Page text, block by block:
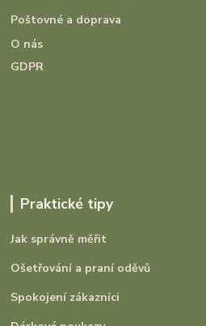
Poštovné a doprava
O nás
GDPR
Praktické tipy
Jak správně měřit
Ošetřování a praní oděvů
Spokojení zákazníci